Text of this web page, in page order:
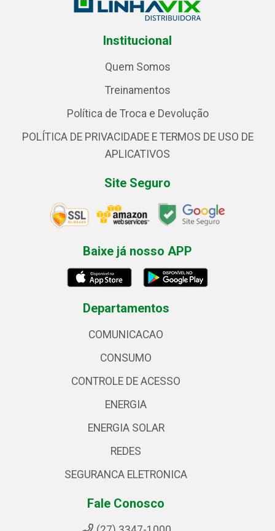
Institucional
Quem Somos
Treinamentos
Política de Troca e Devolução
POLÍTICA DE PRIVACIDADE E TERMOS DE USO DE
APLICATIVOS
Site Seguro
Baixe já nosso APP
Departamentos
COMUNICACAO
CONSUMO
CONTROLE DE ACESSO
ENERGIA
ENERGIA SOLAR
REDES
SEGURANCA ELETRONICA
Fale Conosco